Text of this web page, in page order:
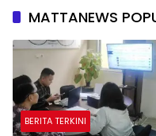
MATTANEWS
BERITA TERKINI